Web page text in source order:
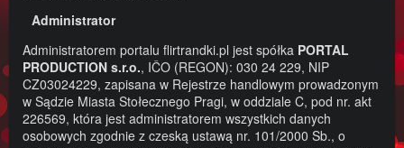
Administrator
Administratorem portalu flirtrandki.pl jest spółka PORTAL
PRODUCTION s.r.o., IČO (REGON): 030 24 229, NIP
CZ03024229, zapisana w Rejestrze handlowym prowadzonym
w Sądzie Miasta Stołecznego Pragi, w oddziale C, pod nr. akt
226569, która jest administratorem wszystkich danych
osobowych zgodnie z czeską ustawą nr. 101/2000 Sb., o